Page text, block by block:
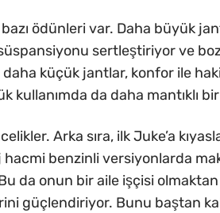
ödünleri var. Daha büyük
sertleştiriyor ve
küçük jantlar, konfor ile
kullanımda da daha mantıklı
Arka sıra, ilk Juke’a
hacmi benzinli versiyonlarda
da onun bir aile işçisi
güçlendiriyor. Bunu baştan